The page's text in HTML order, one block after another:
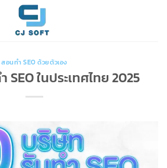
สอนทำ SEO ด้วยตัวเอง
ในประเทศไทย 2025